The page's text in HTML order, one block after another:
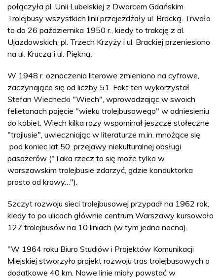
połączyła pl. Unii Lubelskiej z Dworcem Gdańskim.
Trolejbusy wszystkich linii przejeżdżały ul. Bracką. Trwało
to do 26 października 1950 r., kiedy to trakcję z al.
Ujazdowskich, pl. Trzech Krzyży i ul. Brackiej przeniesiono
na ul. Kruczą i ul. Piękną.
W 1948 r. oznaczenia literowe zmieniono na cyfrowe,
zaczynające się od liczby 51. Fakt ten wykorzystał
Stefan Wiechecki "Wiech", wprowadzając w swoich
felietonach pojęcie "wieku trolejbusowego" w odniesieniu
do kobiet. Wiech kilka razy wspominał jeszcze stołeczne
"trajlusie", uwieczniając w literaturze m.in. mnożące się
pod koniec lat 50. przejawy niekulturalnej obsługi
pasażerów ("Taka rzecz to się może tylko w
warszawskim trolejbusie zdarzyć, gdzie konduktorka
prosto od krowy…").
Szczyt rozwoju sieci trolejbusowej przypadł na 1962 rok,
kiedy to po ulicach głównie centrum Warszawy kursowało
127 trolejbusów na 10 liniach (w tym jedna nocna).
"W 1964 roku Biuro Studiów i Projektów Komunikacji
Miejskiej stworzyło projekt rozwoju tras trolejbusowych o
dodatkowe 40 km. Nowe linie miały powstać w